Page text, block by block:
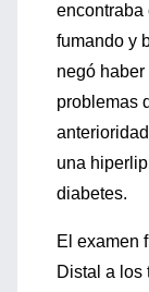
encontraba
fumando y
negó
problemas
una
diabetes.
El examen
Distal a los